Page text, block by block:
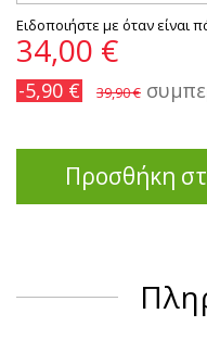
Ειδοποιήστε με όταν είναι
34,00 €
-5,90 € 39,90 €
Προσθήκη